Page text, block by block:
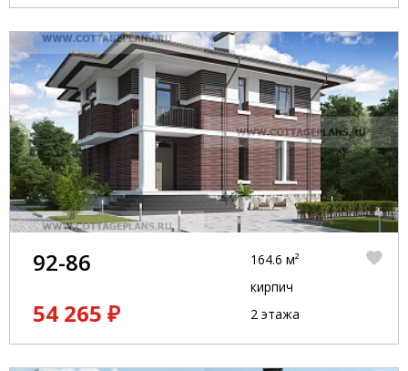
92-86
54 265 ₽
164.6 м²
кирпич
2 этажа